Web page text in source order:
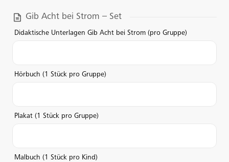
Gib Acht bei Strom – Set
Didaktische Unterlagen Gib Acht bei Strom (pro Gruppe)
Hörbuch (1 Stück pro Gruppe)
Plakat (1 Stück pro Gruppe)
Malbuch (1 Stück pro Kind)